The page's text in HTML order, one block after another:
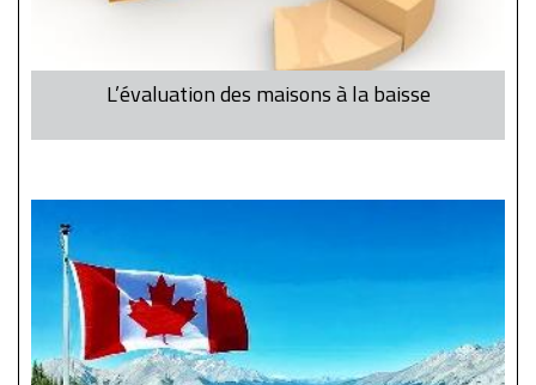
L’évaluation des maisons à la baisse